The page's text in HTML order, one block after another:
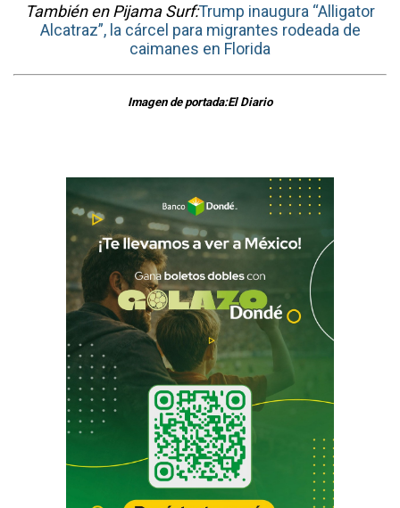
También en Pijama Surf:Trump inaugura “Alligator
Alcatraz”, la cárcel para migrantes rodeada de
caimanes en Florida
Imagen de portada:El Diario